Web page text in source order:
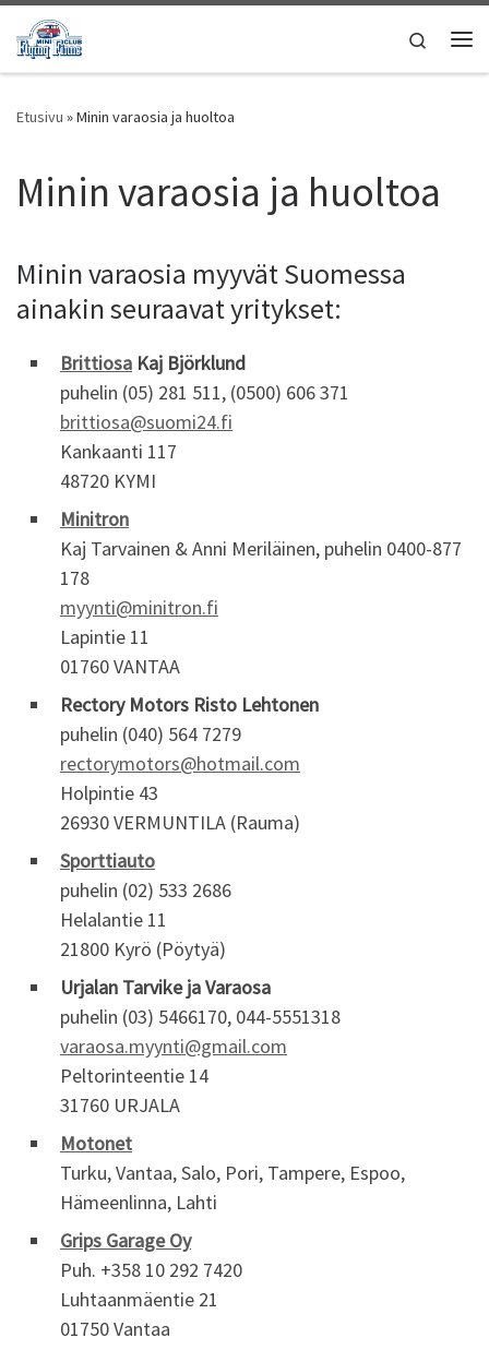
Skip to content
Search
Etusivu »Minin varaosia ja huoltoa
Minin varaosia ja huoltoa
Minin varaosia myyvät Suomessa
ainakin seuraavat yritykset:
Brittiosa Kaj Björklund
puhelin (05) 281 511, (0500) 606 371
brittiosa@suomi24.fi
Kankaanti 117
48720 KYMI
Minitron
Kaj Tarvainen & Anni Meriläinen, puhelin 0400-877
178
myynti@minitron.fi
Lapintie 11
01760 VANTAA
Rectory Motors Risto Lehtonen
puhelin (040) 564 7279
rectorymotors@hotmail.com
Holpintie 43
26930 VERMUNTILA (Rauma)
Sporttiauto
puhelin (02) 533 2686
Helalantie 11
21800 Kyrö (Pöytyä)
Urjalan Tarvike ja Varaosa
puhelin (03) 5466170, 044-5551318
varaosa.myynti@gmail.com
Peltorinteentie 14
31760 URJALA
Motonet
Turku, Vantaa, Salo, Pori, Tampere, Espoo,
Hämeenlinna, Lahti
Grips Garage Oy
Puh. +358 10 292 7420
Luhtaanmäentie 21
01750 Vantaa